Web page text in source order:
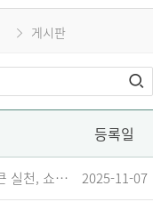
게시판
등록일
「우리집 낙상 BLOCK! 작지만 큰 실천, 쇼츠 챌린지」 수상작 발표 2025-11-07